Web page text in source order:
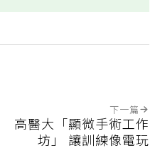
下一篇
高醫大「顯微手術工作
坊」 讓訓練像電玩